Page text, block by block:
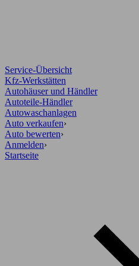
Service-Übersicht
Kfz-Werkstätten
Autohäuser und Händler
Autoteile-Händler
Autowaschanlagen
Auto verkaufen›
Auto bewerten›
Anmelden›
Startseite